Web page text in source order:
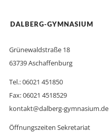
DALBERG-GYMNASIUM
Grünewaldstraße 18
63739 Aschaffenburg
Tel.: 06021 451850
Fax: 06021 4518529
kontakt@dalberg-gymnasium.de
Öffnungszeiten Sekretariat